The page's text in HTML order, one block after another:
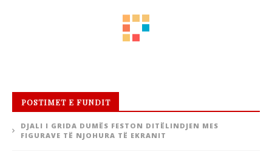
POSTIMET E FUNDIT
DJALI I GRIDA DUMËS FESTON DITËLINDJEN MES
FIGURAVE TË NJOHURA TË EKRANIT